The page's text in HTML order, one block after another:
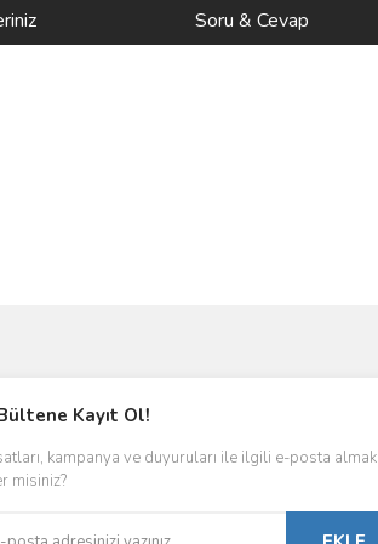
Soru & Cevap
Kayıt Ol!
kampanya ve duyuruları ile ilgili e-posta almak
misiniz?